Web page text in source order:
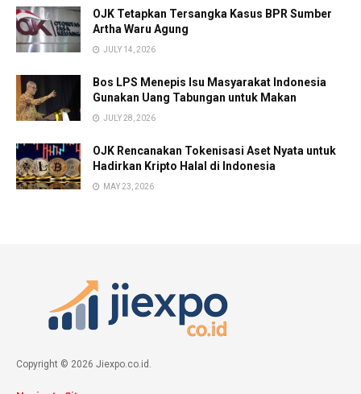
OJK Tetapkan Tersangka Kasus BPR Sumber
Artha Waru Agung
JULY 14, 2026
Bos LPS Menepis Isu Masyarakat Indonesia
Gunakan Uang Tabungan untuk Makan
JULY 28, 2026
OJK Rencanakan Tokenisasi Aset Nyata untuk
Hadirkan Kripto Halal di Indonesia
MAY 23, 2026
Copyright © 2026 Jiexpo.co.id.